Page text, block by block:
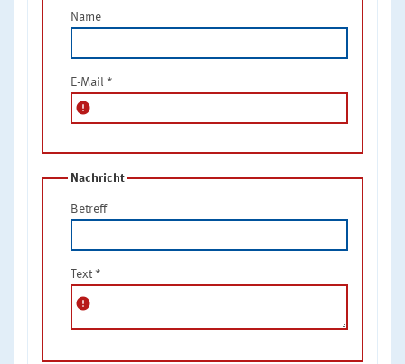
Name
E-Mail *
error
Nachricht
Betreff
Text *
error